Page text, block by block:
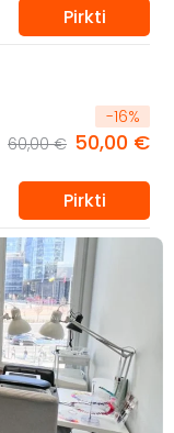
Pirkti
-16%
60,00 € 50,00 €
Pirkti